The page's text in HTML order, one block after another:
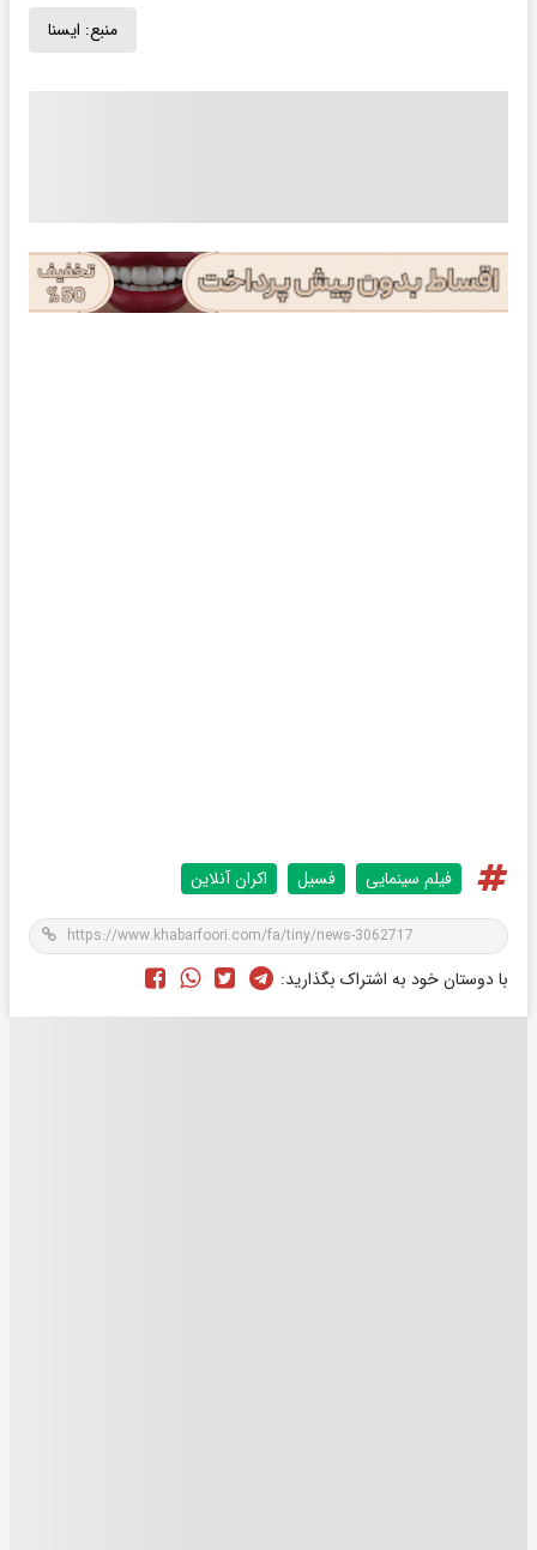
منبع: ايسنا
فیلم سینمایی فسیل اکران آنلاین
با دوستان خود به اشتراک بگذارید: